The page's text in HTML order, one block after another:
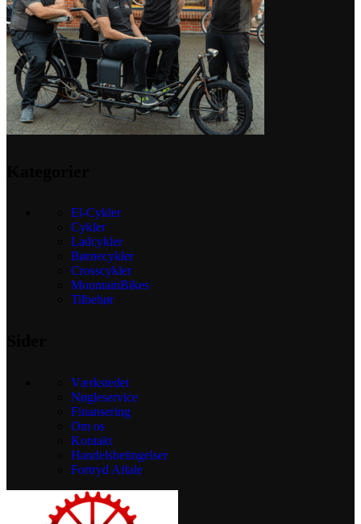
El-Cykler
Cykler
Ladcykler
Børnecykler
Crosscykler
MountainBikes
Tilbehør
Værkstedet
Nøgleservice
Finansering
Om os
Kontakt
Handelsbetingelser
Fortryd Aftale